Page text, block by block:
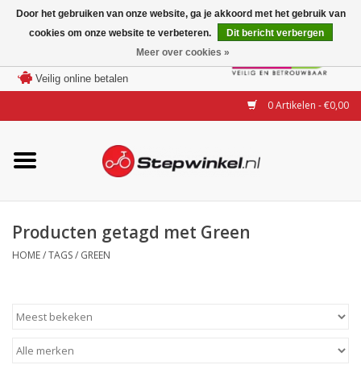
Veilig online betalen
0 Artikelen - €0,00
Merken
Modellen
Accessoires
Steps huren of uitproberen
Producten getagd met Green
HOME/TAGS/ GREEN
Door het gebruiken van onze website, ga je akkoord met het gebruik van
cookies om onze website te verbeteren.
Dit bericht verbergen
Meer over cookies »